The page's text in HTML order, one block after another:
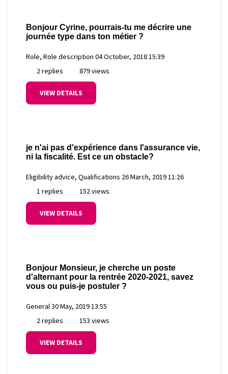
Bonjour Cyrine, pourrais-tu me décrire une
journée type dans ton métier ?
Role, Role description 04 October, 2018 15:39
2 replies
879 views
VIEW DETAILS
je n'ai pas d'expérience dans l'assurance vie,
ni la fiscalité. Est ce un obstacle?
Eligibility advice, Qualifications 26 March, 2019 11:26
1 replies
152 views
VIEW DETAILS
Bonjour Monsieur, je cherche un poste
d'alternant pour la rentrée 2020-2021, savez
vous ou puis-je postuler ?
General30 May, 2019 13:55
2 replies
153 views
VIEW DETAILS